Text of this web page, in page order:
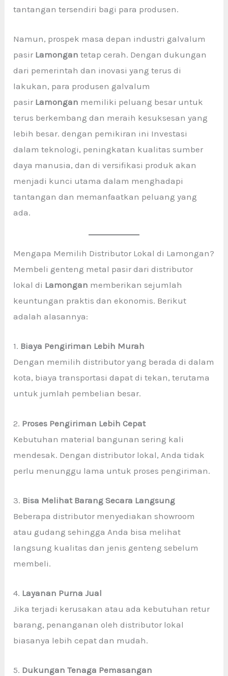
tantangan tersendiri bagi para produsen.
Namun, prospek masa depan industri galvalum
pasir Lamongan tetap cerah. Dengan dukungan
dari pemerintah dan inovasi yang terus di
lakukan, para produsen galvalum
pasir Lamongan memiliki peluang besar untuk
terus berkembang dan meraih kesuksesan yang
lebih besar. dengan pemikiran ini Investasi
dalam teknologi, peningkatan kualitas sumber
daya manusia, dan di versifikasi produk akan
menjadi kunci utama dalam menghadapi
tantangan dan memanfaatkan peluang yang
ada.
Mengapa Memilih Distributor Lokal di Lamongan?
Membeli genteng metal pasir dari distributor
lokal di Lamongan memberikan sejumlah
keuntungan praktis dan ekonomis. Berikut
adalah alasannya:
1. Biaya Pengiriman Lebih Murah
Dengan memilih distributor yang berada di dalam
kota, biaya transportasi dapat di tekan, terutama
untuk jumlah pembelian besar.
2. Proses Pengiriman Lebih Cepat
Kebutuhan material bangunan sering kali
mendesak. Dengan distributor lokal, Anda tidak
perlu menunggu lama untuk proses pengiriman.
3. Bisa Melihat Barang Secara Langsung
Beberapa distributor menyediakan showroom
atau gudang sehingga Anda bisa melihat
langsung kualitas dan jenis genteng sebelum
membeli.
4. Layanan Purna Jual
Jika terjadi kerusakan atau ada kebutuhan retur
barang, penanganan oleh distributor lokal
biasanya lebih cepat dan mudah.
5. Dukungan Tenaga Pemasangan